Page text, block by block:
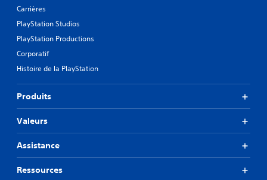
Carrières
PlayStation Studios
PlayStation Productions
Corporatif
Histoire de la PlayStation
Produits
Valeurs
Assistance
Ressources